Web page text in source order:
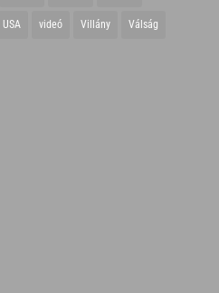
USA videó Villány Válság